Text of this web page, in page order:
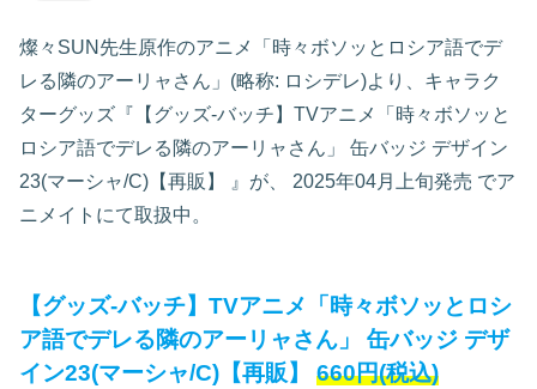
燦々SUN先生原作のアニメ「時々ボソッとロシア語でデ
レる隣のアーリャさん」(略称: ロシデレ)より、キャラク
ターグッズ『【グッズ-バッチ】TVアニメ「時々ボソッと
ロシア語でデレる隣のアーリャさん」 缶バッジ デザイン
23(マーシャ/C)【再販】
』が、 2025年04月上旬発売 でア
ニメイトにて取扱中。
【グッズ-バッチ】TVアニメ「時々ボソッとロシ
ア語でデレる隣のアーリャさん」 缶バッジ デザ
イン23(マーシャ/C)【再販】
660円(税込)